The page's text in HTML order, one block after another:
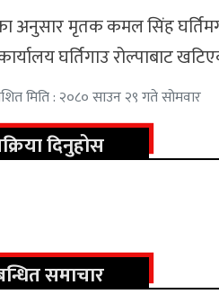
अनुसार मृतक कमल सिंह
कार्यालय घर्तिगाउ रोल्पाबाट
मिति : २०८० साउन २९ गते सोमवार
दिनुहोस
समाचार